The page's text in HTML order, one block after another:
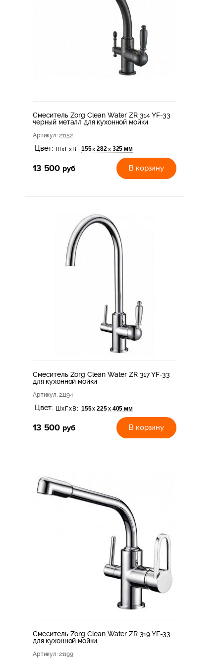
Смеситель Zorg Clean Water ZR 314 YF-33
черный металл для кухонной мойки
Артикул: 21152
Цвет: ШхГхВ: 155х 282х 325 мм
13 500 руб В корзину
Смеситель Zorg Clean Water ZR 317 YF-33
для кухонной мойки
Артикул: 21194
Цвет: ШхГхВ: 155х 225х 405 мм
13 500 руб В корзину
Смеситель Zorg Clean Water ZR 319 YF-33
для кухонной мойки
Артикул: 21199